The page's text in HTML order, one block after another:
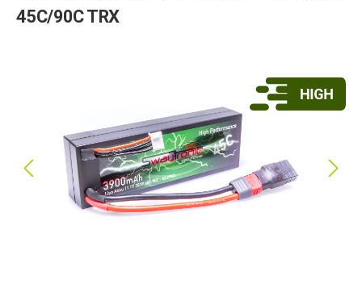
45C/90C TRX